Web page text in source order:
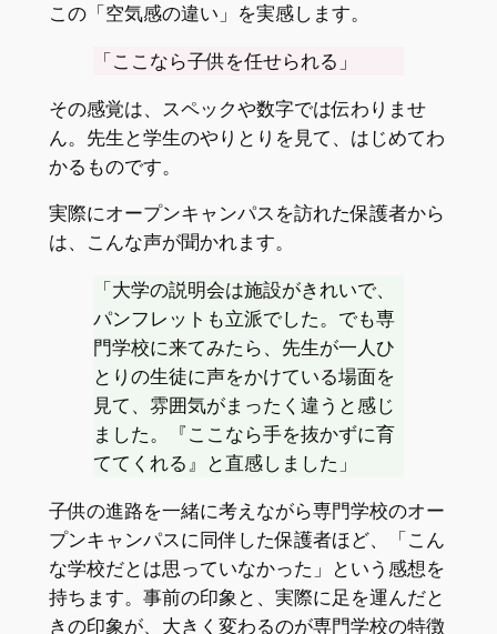
この「空気感の違い」を実感します。
「ここなら子供を任せられる」
その感覚は、スペックや数字では伝わりませ
ん。先生と学生のやりとりを見て、はじめてわ
かるものです。
実際にオープンキャンパスを訪れた保護者から
は、こんな声が聞かれます。
「大学の説明会は施設がきれいで、
パンフレットも立派でした。でも専
門学校に来てみたら、先生が一人ひ
とりの生徒に声をかけている場面を
見て、雰囲気がまったく違うと感じ
ました。『ここなら手を抜かずに育
ててくれる』と直感しました」
子供の進路を一緒に考えながら専門学校のオー
プンキャンパスに同伴した保護者ほど、「こん
な学校だとは思っていなかった」という感想を
持ちます。事前の印象と、実際に足を運んだと
きの印象が、大きく変わるのが専門学校の特徴